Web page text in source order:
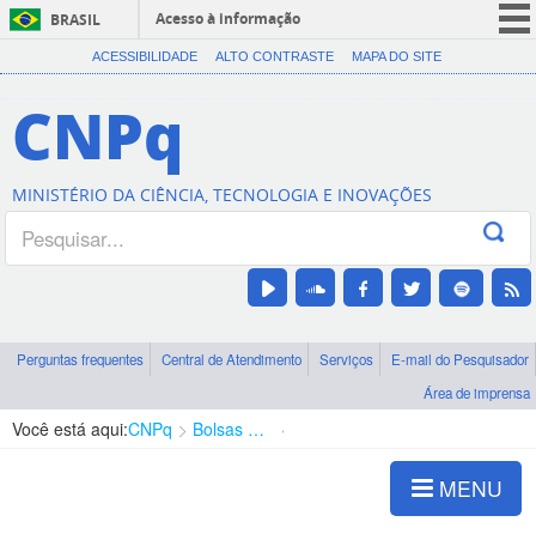
BRASIL
Acesso à informação
CORONAVÍRUS (COVID-19)
Canais
ACESSIBILIDADE ALTO CONTRASTE MAPA DO SITE
CNPq
MINISTÉRIO DA CIÊNCIA, TECNOLOGIA E INOVAÇÕES
Perguntas frequentes Central de Atendimento Serviços
E-mail do Pesquisador
Área de imprensa
Você está aqui:CNPq Bolsas e Auxílios Vigentes
MENU